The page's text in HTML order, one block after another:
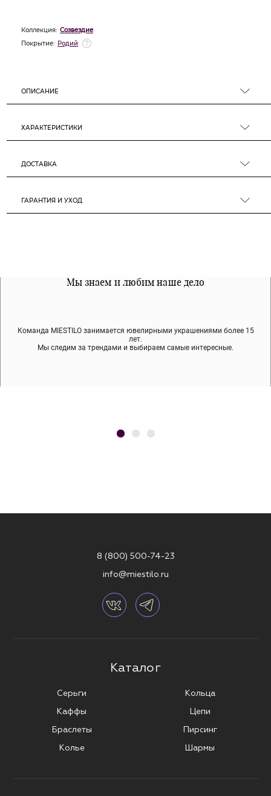
Коллекция: Созвездие
Покрытие: Родий
ОПИСАНИЕ
ХАРАКТЕРИСТИКИ
ДОСТАВКА
ГАРАНТИЯ И УХОД
Мы знаем и любим наше дело
Команда MIESTILO занимается ювелирными украшениями более 15
лет.
Мы следим за трендами и выбираем самые интересные.
Все наши материалы гипоалергенны
Мы используем покрытие (родий, ювелирный сплав), которое не
содержит никеля и свинца — это исключает аллергию.
Примерка перед покупкой
Во время доставки спокойно примеряйте украшения, выбирайте те,
что вам нравятся, остальные заберёт курьер.
8 (800) 500-74-23
info@miestilo.ru
Каталог
Серьги
Каффы
Браслеты
Колье
Кольца
Цепи
Пирсинг
Шармы